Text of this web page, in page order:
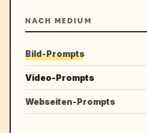
NACH MEDIUM
Bild-Prompts
Video-Prompts
Webseiten-Prompts